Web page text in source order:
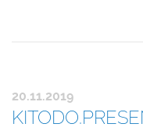
20.11.2019